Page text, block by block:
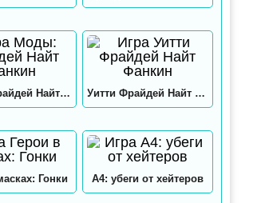
Моды: Фрайдей Найт Фанкин Уитти Фрайдей Найт Фанкин
Гонки А4: убеги от хейтеров